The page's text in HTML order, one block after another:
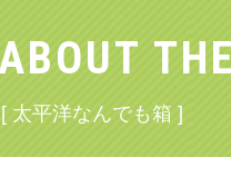
[ 太平洋なんでも箱 ]